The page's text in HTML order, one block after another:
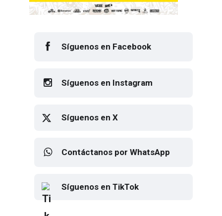
Síguenos en Facebook
Síguenos en Instagram
Síguenos en X
Contáctanos por WhatsApp
Síguenos en TikTok
Elton John regresa a CDMX para
despedirse en el Estadio Banorte